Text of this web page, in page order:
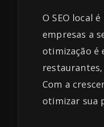
O SEO local
empresas a
otimização é
Com a
otimizar sua